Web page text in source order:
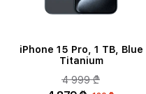
iPhone 15 Pro, 1 TB, Blue
Titanium
4 999 ₾